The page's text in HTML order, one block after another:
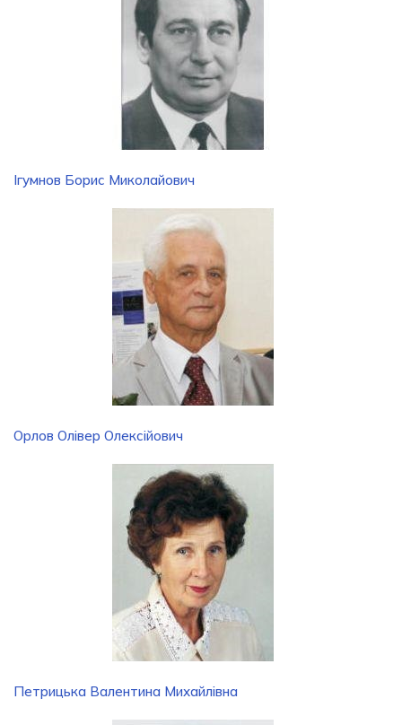
Ігумнов Борис Миколайович
Орлов Олівер Олексійович
Петрицька Валентина Михайлівна